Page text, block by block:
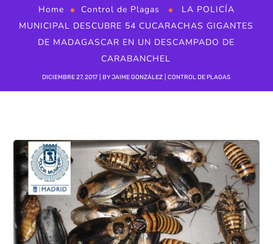
Home Control de Plagas
LA POLICÍA
MUNICIPAL DESCUBRE 54 CUCARACHAS GIGANTES
DE MADAGASCAR EN UN DESCAMPADO DE
CARABANCHEL
DICIEMBRE 27, 2017 BYJAIME GONZÁLEZ CONTROL DE PLAGAS